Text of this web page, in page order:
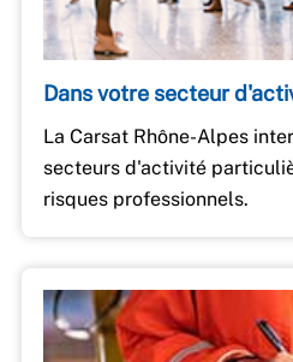
Dans votre secteur
La Carsat Rhône-Alpes
secteurs d'activité
risques professionnels.